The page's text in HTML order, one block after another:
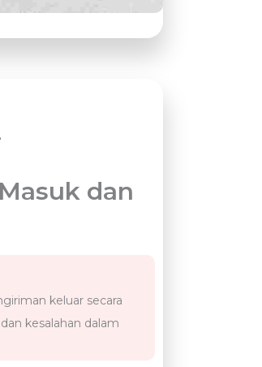
dan
keluar secara
kesalahan dalam